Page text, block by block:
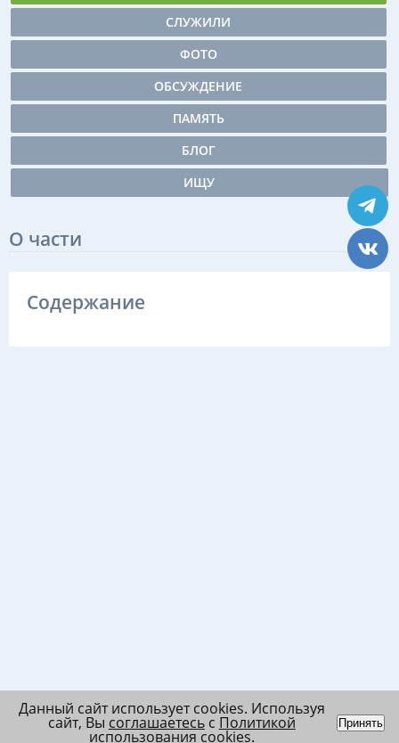
СЛУЖИЛИ
ФОТО
ОБСУЖДЕНИЕ
ПАМЯТЬ
БЛОГ
ИЩУ
О части
Содержание
Данный сайт использует cookies. Используя
сайт, Вы соглашаетесьс Политикой
использования cookies.
Принять